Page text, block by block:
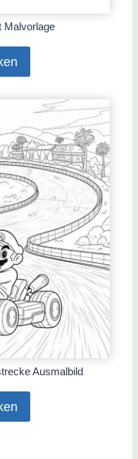
Malvorlage
Ausmalbild